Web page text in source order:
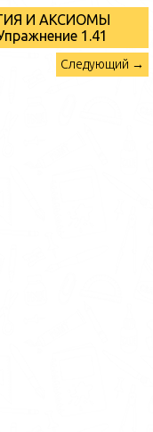
И АКСИОМЫ
1.41
Следующий →